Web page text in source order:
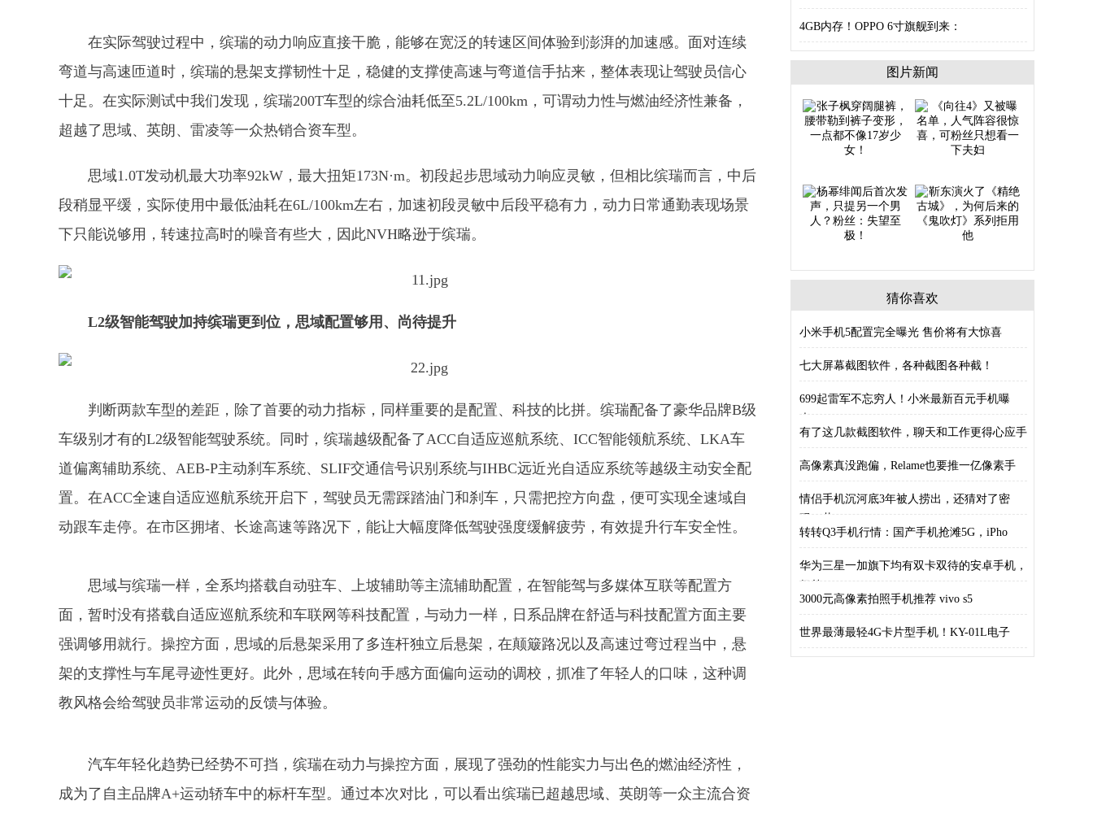
在实际驾驶过程中，缤瑞的动力响应直接干脆，能够在宽泛的转速区间体验到澎湃的加速感。面对连续
弯道与高速匝道时，缤瑞的悬架支撑韧性十足，稳健的支撑使高速与弯道信手拈来，整体表现让驾驶员信心
十足。在实际测试中我们发现，缤瑞200T车型的综合油耗低至5.2L/100km，可谓动力性与燃油经济性兼备，
超越了思域、英朗、雷凌等一众热销合资车型。
思域1.0T发动机最大功率92kW，最大扭矩173N·m。初段起步思域动力响应灵敏，但相比缤瑞而言，中后
段稍显平缓，实际使用中最低油耗在6L/100km左右，加速初段灵敏中后段平稳有力，动力日常通勤表现场景
下只能说够用，转速拉高时的噪音有些大，因此NVH略逊于缤瑞。
L2级智能驾驶加持缤瑞更到位 ， 思域配置够用、 尚待提升
判断两款车型的差距，除了首要的动力指标，同样重要的是配置、科技的比拼。缤瑞配备了豪华品牌B级
车级别才有的L2级智能驾驶系统。同时，缤瑞越级配备了ACC自适应巡航系统、ICC智能领航系统、LKA车
道偏离辅助系统、AEB-P主动刹车系统、SLIF交通信号识别系统与IHBC远近光自适应系统等越级主动安全配
置。在ACC全速自适应巡航系统开启下，驾驶员无需踩踏油门和刹车，只需把控方向盘，便可实现全速域自
动跟车走停。在市区拥堵、长途高速等路况下，能让大幅度降低驾驶强度缓解疲劳，有效提升行车安全性。
思域与缤瑞一样，全系均搭载自动驻车、上坡辅助等主流辅助配置，在智能驾与多媒体互联等配置方
面，暂时没有搭载自适应巡航系统和车联网等科技配置，与动力一样，日系品牌在舒适与科技配置方面主要
强调够用就行。操控方面，思域的后悬架采用了多连杆独立后悬架，在颠簸路况以及高速过弯过程当中，悬
架的支撑性与车尾寻迹性更好。此外，思域在转向手感方面偏向运动的调校，抓准了年轻人的口味，这种调
教风格会给驾驶员非常运动的反馈与体验。
汽车年轻化趋势已经势不可挡，缤瑞在动力与操控方面，展现了强劲的性能实力与出色的燃油经济性，
成为了自主品牌A+运动轿车中的标杆车型。通过本次对比，可以看出缤瑞已超越思域、英朗等一众主流合资
4GB内存！OPPO 6寸旗舰到来：
图片新闻
猜你喜欢
小米手机5配置完全曝光 售价将有大惊喜
七大屏幕截图软件，各种截图各种截！
699起雷军不忘穷人！小米最新百元手机曝
光：
有了这几款截图软件，聊天和工作更得心应手
高像素真没跑偏，Relame也要推一亿像素手
情侣手机沉河底3年被人捞出，还猜对了密
码！昔
转转Q3手机行情：国产手机抢滩5G，iPho
华为三星一加旗下均有双卡双待的安卓手机，
但外
3000元高像素拍照手机推荐 vivo s5
世界最薄最轻4G卡片型手机！KY-01L电子